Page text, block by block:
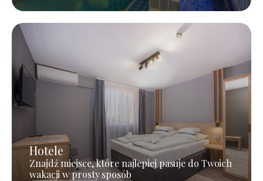
Hotele
Znajdź miejsce, które najlepiej pasuje do Twoich
wakacji w prosty sposób